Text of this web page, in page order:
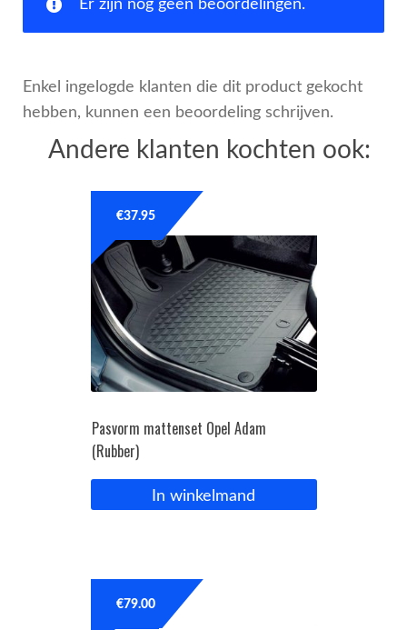
Er zijn nog geen beoordelingen.
Enkel ingelogde klanten die dit product gekocht
hebben, kunnen een beoordeling schrijven.
Andere klanten kochten ook:
Pasvorm mattenset Opel Adam
(Rubber)
€37.95
In winkelmand
€79.00